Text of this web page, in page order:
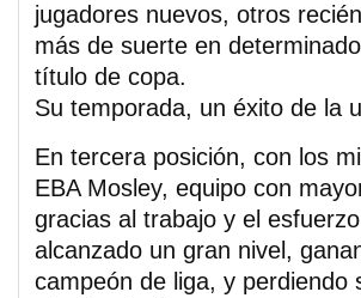
jugadores nuevos, otros
más de suerte en
título de copa.
Su temporada, un éxito de la
En tercera posición, con los
EBA Mosley, equipo con
gracias al trabajo y el
alcanzado un gran nivel,
campeón de liga, y perdiendo